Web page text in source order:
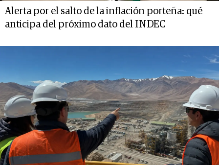
Alerta por el salto de la inflación porteña: qué
anticipa del próximo dato del INDEC